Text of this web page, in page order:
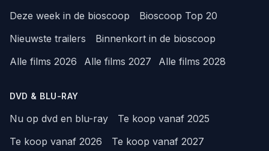
Deze week in de bioscoop
Bioscoop Top 20
Nieuwste trailers
Binnenkort in de bioscoop
Alle films 2026
Alle films 2027 Alle films 2028
DVD & BLU-RAY
Nu op dvd en blu-ray
Te koop vanaf 2025
Te koop vanaf 2026
Te koop vanaf 2027